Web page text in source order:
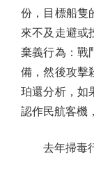
份，目標船隻
來不及走避或
棄義行為：戰
備，然後攻擊
珀還分析，如
認作民航客機
去年掃毒行